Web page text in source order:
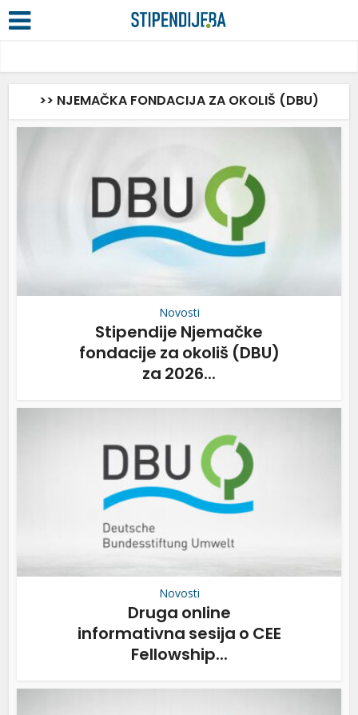
>> NJEMAČKA FONDACIJA ZA OKOLIŠ (DBU)
Novosti
Stipendije Njemačke
fondacije za okoliš (DBU)
za 2026...
Novosti
Druga online
informativna sesija o CEE
Fellowship...